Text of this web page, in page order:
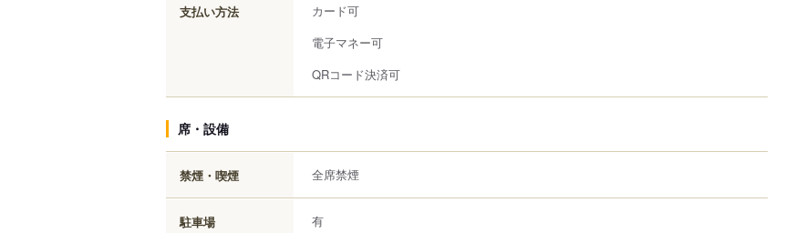
支払い方法
カード可
電子マネー可
QRコード決済可
席・設備
禁煙・喫煙 全席禁煙
駐車場 有